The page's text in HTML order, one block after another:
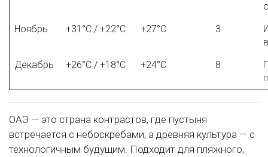
Ноябрь
+31°C / +22°C +27°C 3
Декабрь
+26°C / +18°C +24°C 8
ОАЭ — это страна контрастов, где пустыня
встречается с небоскрёбами, а древняя культура — с
технологичным будущим. Подходит для пляжного,